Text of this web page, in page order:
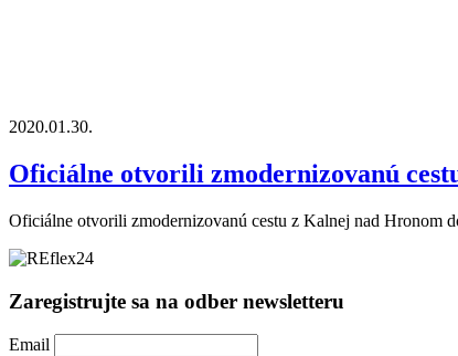
2020.01.30.
Oficiálne otvorili zmodernizovanú
Oficiálne otvorili zmodernizovanú cestu z Kalnej nad Hronom
Zaregistrujte sa na odber newsletteru
Email